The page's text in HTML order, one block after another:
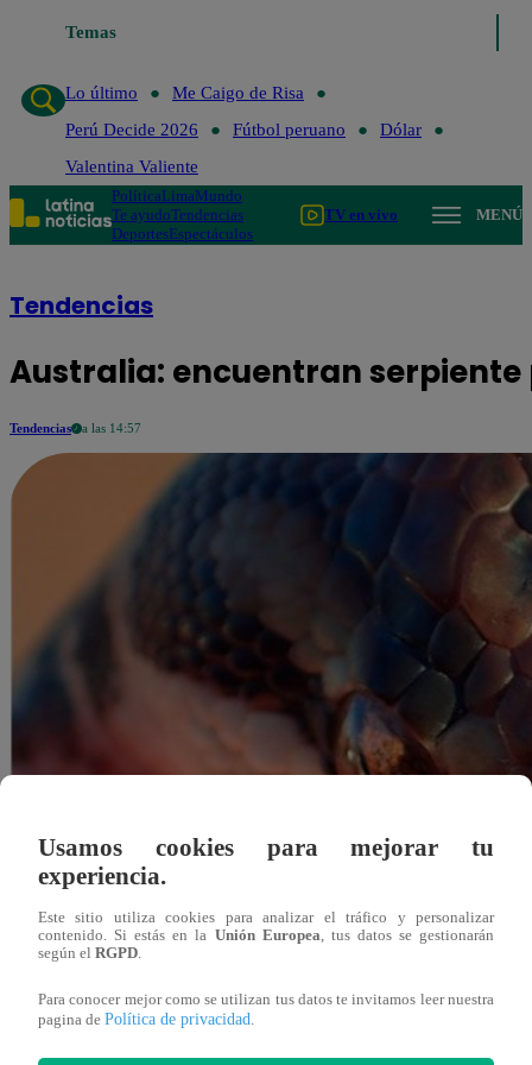
Temas
Lo último
Me Caigo de Risa
Perú Decide 2026
Fútbol peruano
Dólar
Valentina Valiente
PolíticaLimaMundo
Te ayudoTendencias
DeportesEspectáculos
TV en vivo MENÚ
Tendencias
Australia: encuentran serpiente
Tendencias a las 14:57
Redacción Latina
Usamos cookies para mejorar tu
experiencia.
Este sitio utiliza cookies para analizar el tráfico y personalizar
contenido. Si estás en la Unión Europea, tus datos se gestionarán
según el RGPD.
Para conocer mejor como se utilizan tus datos te invitamos leer nuestra
pagina de Política de privacidad.